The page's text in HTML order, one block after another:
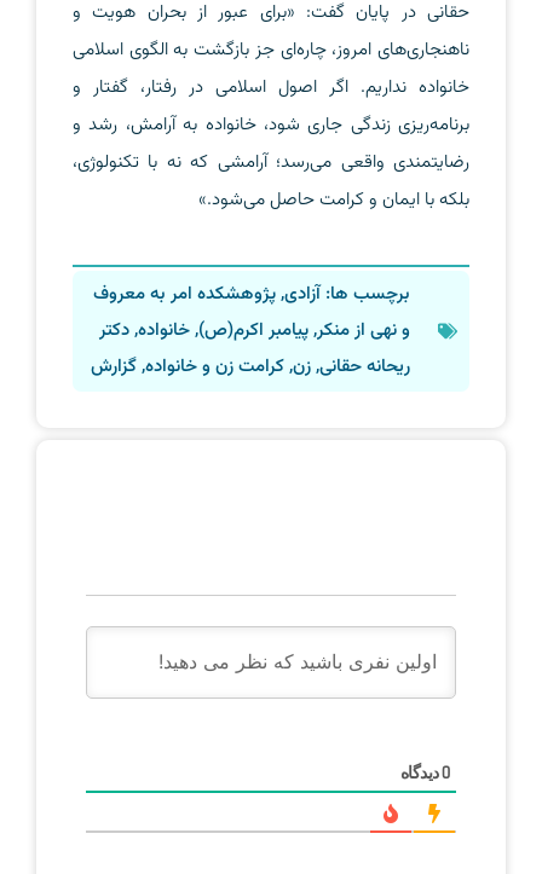
حقانی در پایان گفت: «برای عبور از بحران هویت و
ناهنجاری‌های امروز، چاره‌ای جز بازگشت به الگوی اسلامی
خانواده نداریم. اگر اصول اسلامی در رفتار، گفتار و
برنامه‌ریزی زندگی جاری شود، خانواده به آرامش، رشد و
رضایتمندی واقعی می‌رسد؛ آرامشی که نه با تکنولوژی،
بلکه با ایمان و کرامت حاصل می‌شود.»
برچسب ها: آزادی,پژوهشکده امر به معروف
و نهی از منکر,پیامبر اکرم(ص),خانواده,دکتر
ریحانه حقانی,زن,کرامت زن و خانواده,گزارش
0دیدگاه